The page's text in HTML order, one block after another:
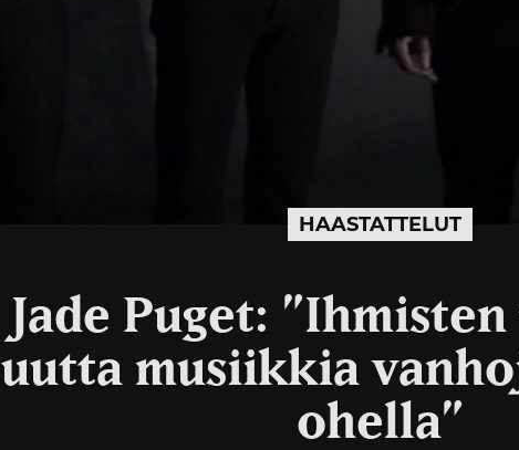
HAASTATTELUT
Jade Puget:
musiikkia
ohella”